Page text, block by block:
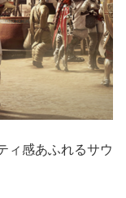
ィ感あふれるサウ